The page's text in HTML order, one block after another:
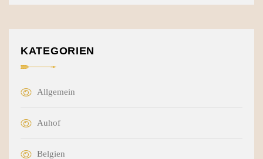
KATEGORIEN
Allgemein
Auhof
Belgien